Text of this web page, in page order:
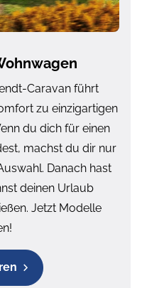
Caravan führt
zu einzigartigen
du dich für einen
machst du dir nur
Danach hast
deinen Urlaub
Jetzt Modelle